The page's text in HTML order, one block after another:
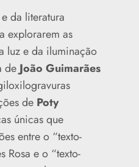
da literatura
explorarem as
luz e da iluminação
de João Guimarães
de Poty
únicas que
entre o “texto-
Rosa e o “texto-